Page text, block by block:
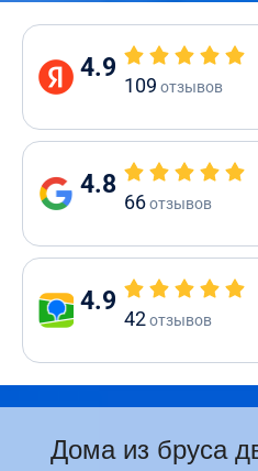
4.9
109 отзывов
4.8
66отзывов
4.9
42отзывов
Дома из бруса